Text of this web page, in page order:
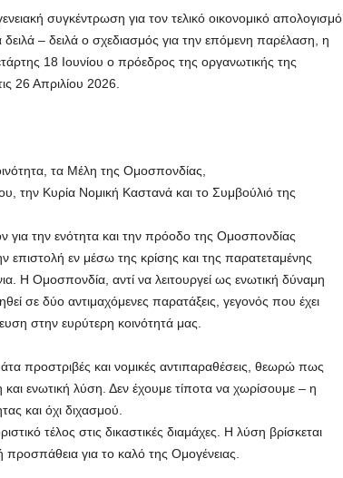
συγκέντρωση για τον τελικό οικονομικό απολογισμό
– δειλά ο σχεδιασμός για την επόμενη παρέλαση, η
18 Ιουνίου ο πρόεδρος της οργανωτικής της
26 Απριλίου 2026.
τα Μέλη της Ομοσπονδίας,
την Κυρία Νομική Καστανά και το Συμβούλιό της
για την ενότητα και την πρόοδο της Ομοσπονδίας
εν μέσω της κρίσης και της παρατεταμένης
Η Ομοσπονδία, αντί να λειτουργεί ως ενωτική δύναμη
σε δύο αντιμαχόμενες παρατάξεις, γεγονός που έχει
στην ευρύτερη κοινότητά μας.
προστριβές και νομικές αντιπαραθέσεις, θεωρώ πως
και ενωτική λύση. Δεν έχουμε τίποτα να χωρίσουμε – η
και όχι διχασμού.
τέλος στις δικαστικές διαμάχες. Η λύση βρίσκεται
προσπάθεια για το καλό της Ομογένειας.